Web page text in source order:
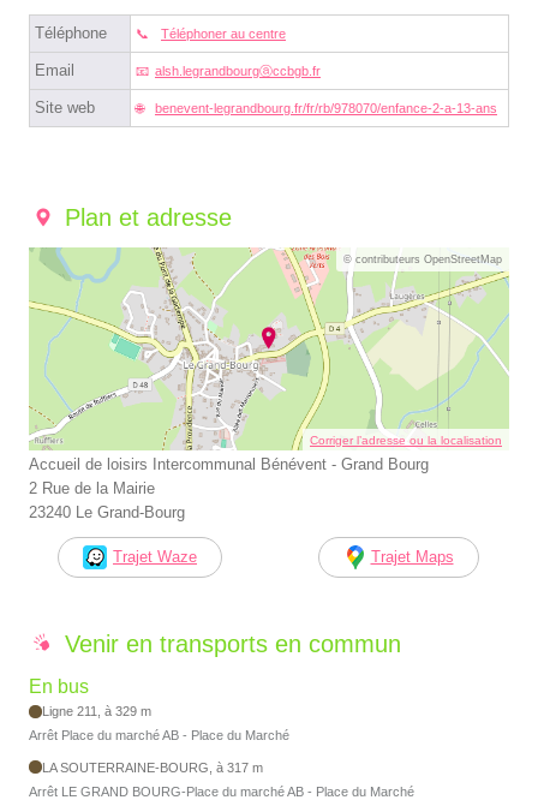
Téléphone Téléphoner au centre
Email alsh.legrandbourgⓐccbgb.fr
Site web benevent-legrandbourg.fr/fr/rb/978070/enfance-2-a-13-ans
Plan et adresse
© contributeurs OpenStreetMap
Corriger l’adresse ou la localisation
Accueil de loisirs Intercommunal Bénévent - Grand Bourg
2 Rue de la Mairie
23240 Le Grand-Bourg
Trajet Waze Trajet Maps
Venir en transports en commun
En bus
Ligne 211, à 329 m
Arrêt Place du marché AB - Place du Marché
LA SOUTERRAINE-BOURG, à 317 m
Arrêt LE GRAND BOURG-Place du marché AB - Place du Marché